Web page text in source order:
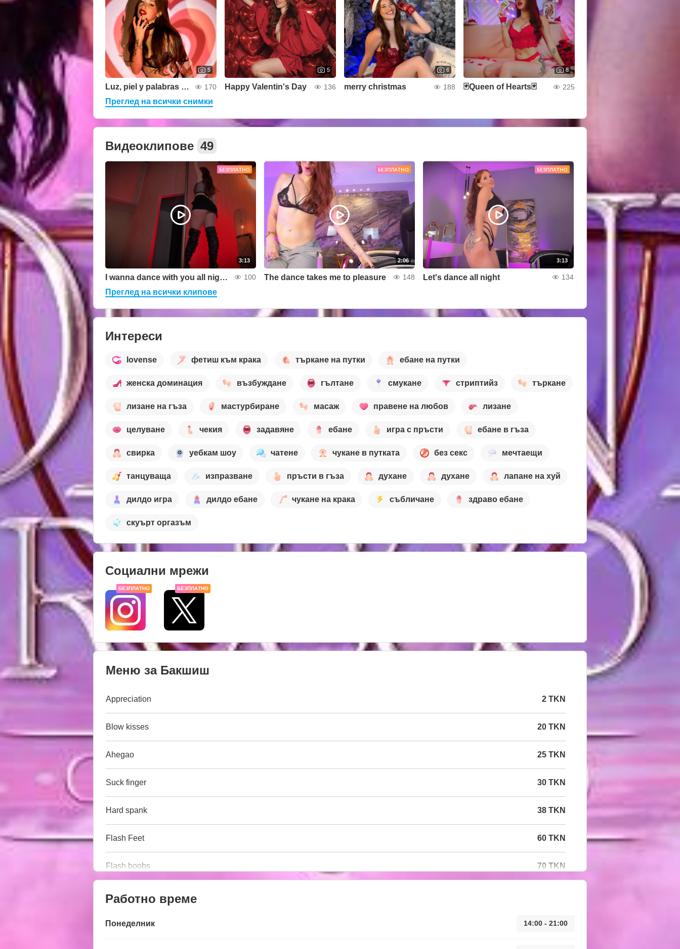
5
Luz, piel y palabras prohibidas 170
5
Happy Valentin's Day 136
6
merry christmas 188
8
🃏Queen of Hearts🃏 225
Преглед на всички снимки
Видеоклипове 49
БЕЗПЛАТНО
3:13
I wanna dance with you all night long 100
БЕЗПЛАТНО
2:06
The dance takes me to pleasure 148
БЕЗПЛАТНО
3:13
Let's dance all night 134
Преглед на всички клипове
Интереси
lovense фетиш към крака търкане на путки ебане на путки
женска доминация възбуждане гълтане смукане стриптийз търкане
лизане на гъза мастурбиране масаж правене на любов лизане
целуване чекия задавяне ебане игра с пръсти ебане в гъза
свирка уебкам шоу чатене чукане в путката без секс мечтаещи
танцуваща изпразване пръсти в гъза духане духане лапане на хуй
дилдо игра дилдо ебане чукане на крака събличане здраво ебане
скуърт оргазъм
Социални мрежи
БЕЗПЛАТНО БЕЗПЛАТНО
Меню за Бакшиш
Appreciation 2 TKN
Blow kisses 20 TKN
Ahegao 25 TKN
Suck finger 30 TKN
Hard spank 38 TKN
Flash Feet 60 TKN
Flash boobs 70 TKN
Работно време
Понеделник 14:00 - 21:00